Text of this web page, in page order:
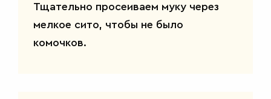
БЛЮДАТщательно просеиваем муку через
мелкое сито, чтобы не было
комочков.